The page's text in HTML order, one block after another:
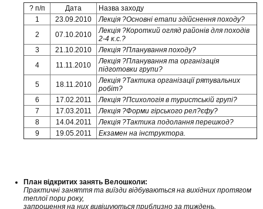
? п/п Дата
Назва заходу
1
23.09.2010
Лекція ?Основні етапи здійснення походу?
2
07.10.2010
Лекція ?Короткий огляд районів для походів
2-4 к.с.?
3
21.10.2010
Лекція ?Планування походу?
4
11.11.2010
Лекція ?Планування та організація
підготовки групи?
5
18.11.2010
Лекція ?Тактика організації рятувальних
робіт?
6
17.02.2011
Лекція ?Психологія в туристській групі?
7
17.03.2011
Лекція ?Форми гірського рел?єфу?
8
14.04.2011
Лекція ?Тактика подолання перешкод?
9
19.05.2011 Екзамен на інструктора.
План відкритих занять Велошколи:
Практичні заняття та виїзди відбуваються на вихідних протягом
теплої пори року,
запрошення на них вивішуються приблизно за тиждень.